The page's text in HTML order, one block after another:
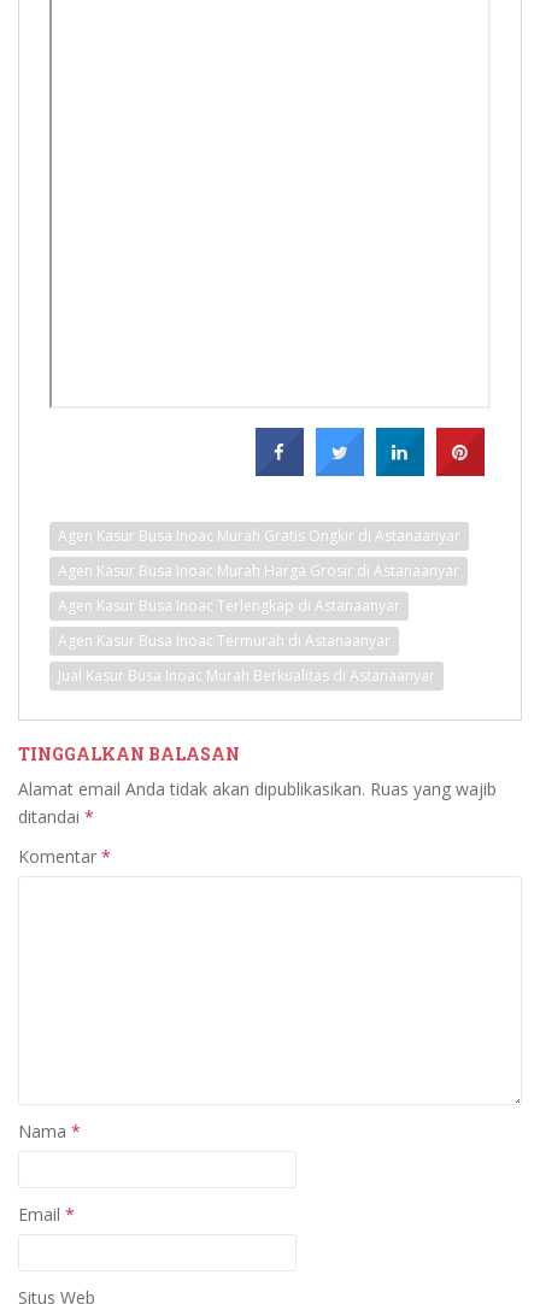
Agen Kasur Busa Inoac Murah Gratis Ongkir di Astanaanyar
Agen Kasur Busa Inoac Murah Harga Grosir di Astanaanyar
Agen Kasur Busa Inoac Terlengkap di Astanaanyar
Agen Kasur Busa Inoac Termurah di Astanaanyar
Jual Kasur Busa Inoac Murah Berkualitas di Astanaanyar
TINGGALKAN BALASAN
Alamat email Anda tidak akan dipublikasikan. Ruas yang wajib
ditandai *
Komentar *
Nama *
Email *
Situs Web